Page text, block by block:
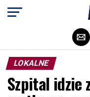
LOKALNE
Szpital idzie